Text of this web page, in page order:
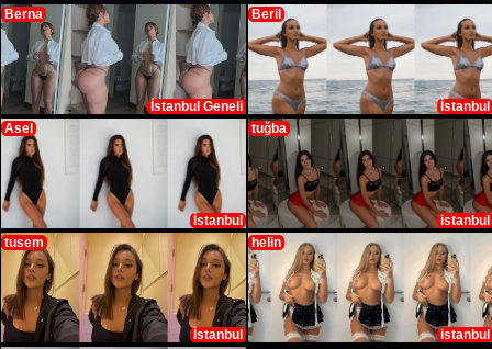
Berna
İstanbul Geneli
Beril
İstanbul
Asel
İstanbul
tuğba
istanbul
tusem
İstanbul
helin
istanbul